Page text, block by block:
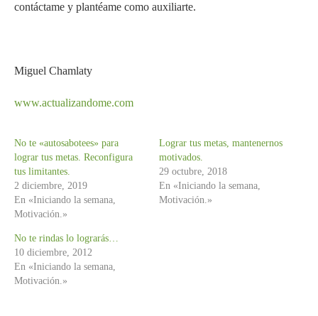
contáctame y plantéame como auxiliarte.
Miguel Chamlaty
www.actualizandome.com
No te «autosabotees» para
lograr tus metas. Reconfigura
tus limitantes.
2 diciembre, 2019
En «Iniciando la semana,
Motivación.»
Lograr tus metas, mantenernos
motivados.
29 octubre, 2018
En «Iniciando la semana,
Motivación.»
No te rindas lo lograrás…
10 diciembre, 2012
En «Iniciando la semana,
Motivación.»